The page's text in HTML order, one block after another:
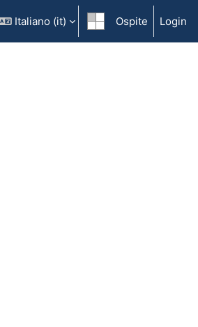
Italiano ‎(it)‎ Ospite Login